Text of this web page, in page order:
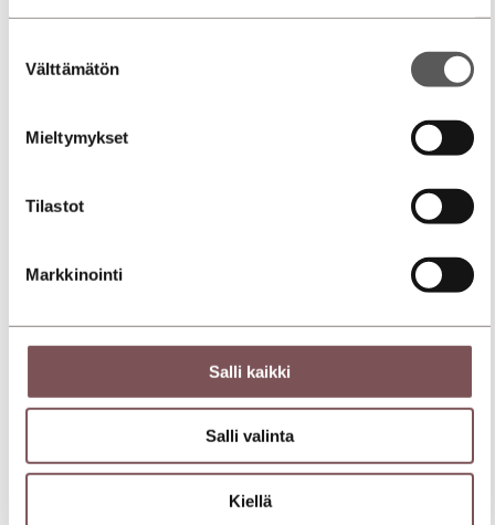
valinta
Välttämätön
Mieltymykset
Tilastot
Markkinointi
Salli kaikki
Salli valinta
Kiellä